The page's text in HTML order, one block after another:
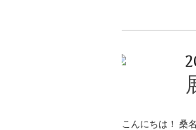
こんにちは！ 桑